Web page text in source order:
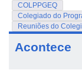
COLPPGEQ
Colegiado do
Reuniões do
Acontece